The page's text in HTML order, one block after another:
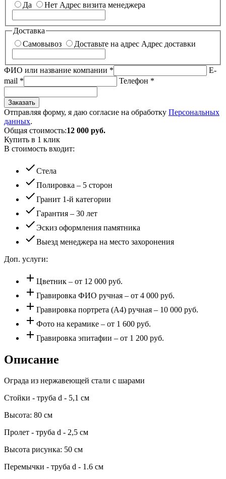
Да
Нет Адрес визита менеджера
Доставка
Самовывоз
Доставьте на адрес Адрес доставки
ФИО или название компании *
E-
mail * Телефон *
Заказать
Отправляя форму, я даю согласие на обработку Персональных
данных.
Общая стоимость:12 000 руб.
Купить в 1 клик
В стоимость входит:
checkСтела
checkПолировка – 5 сторон
checkГранит 1-й категории
checkГарантия – 30 лет
checkЭскиз оформления памятника
checkВыезд менеджера на место захоронения
Доп. услуги:
add Цветник – от 12 000 руб.
add Гравировка ФИО ручная – от 4 000 руб.
add Гравировка портрета (А4) ручная – 10 000 руб.
add Фото на керамике – от 1 600 руб.
add Гравировка эпитафии – от 1 200 руб.
Описание
Ограда из нержавеющей стали с шарами
Стойки - труба d - 5,1 см
Высота: 80 см
Пролет - труба d - 2,5 см
Высота рисунка: 50 см
Перемычки - труба d - 1.6 см